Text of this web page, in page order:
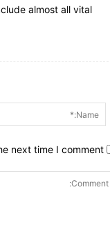
almost all vital
next time I comment.